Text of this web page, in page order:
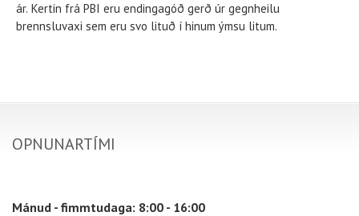
ár. Kertin frá PBI eru endingagóð gerð úr gegnheilu
brennsluvaxi sem eru svo lituð í hinum ýmsu litum.
OPNUNARTÍMI
Mánud - fimmtudaga: 8:00 - 16:00